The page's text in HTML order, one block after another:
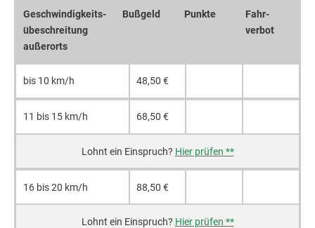
Geschwin­digkeits­
übeschrei­tung
außerorts
Bußgeld Punkte
Fahr­
verbot
bis 10 km/h 48,50 €
11 bis 15 km/h 68,50 €
Hier prüfen **
16 bis 20 km/h 88,50 €
Hier prüfen **